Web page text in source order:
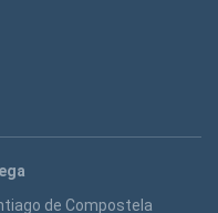
de Compostela